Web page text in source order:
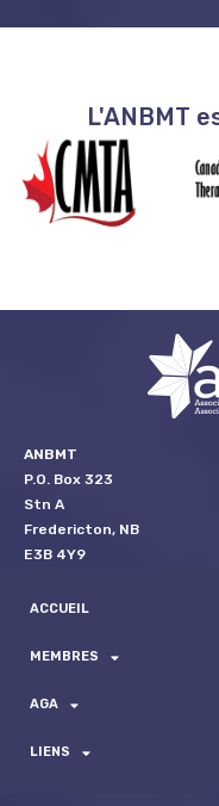
L'ANBMT
ANBMT
P.O. Box 323
Stn A
Fredericton, NB
E3B 4Y9
ACCUEIL
MEMBRES
AGA
LIENS